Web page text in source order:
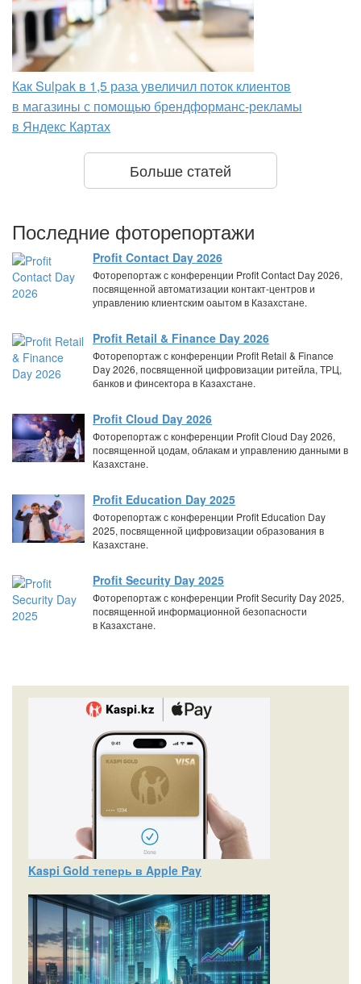
Как Sulpak в 1,5 раза увеличил поток клиентов
в магазины с помощью брендформанс-рекламы
в Яндекс Картах
Больше статей
Последние фоторепортажи
Profit Contact Day 2026
Фоторепортаж с конференции Profit Contact Day 2026,
посвященной автоматизации контакт-центров и
управлению клиентским оаытом в Казахстане.
Profit Retail & Finance Day 2026
Фоторепортаж с конференции Profit Retail & Finance
Day 2026, посвященной цифровизации ритейла, ТРЦ,
банков и финсектора в Казахстане.
Profit Cloud Day 2026
Фоторепортаж с конференции Profit Cloud Day 2026,
посвященной цодам, облакам и управлению данными в
Казахстане.
Profit Education Day 2025
Фоторепортаж с конференции Profit Education Day
2025, посвященной цифровизации образования в
Казахстане.
Profit Security Day 2025
Фоторепортаж с конференции Profit Security Day 2025,
посвященной информационной безопасности
в Казахстане.
Kaspi Gold теперь в Apple Pay